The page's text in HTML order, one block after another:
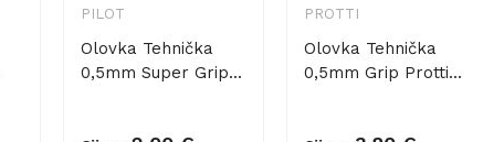
PILOT
Olovka Tehnička
0,5mm Super Grip...
PROTTI
Olovka Tehnička
0,5mm Grip Protti...